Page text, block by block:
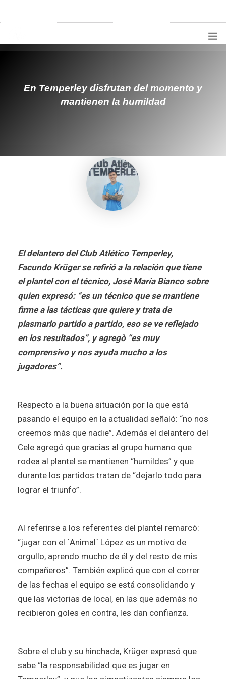
¿QUIÉNES SOMOS?
APLICACIONES
En Temperley disfrutan del momento y
mantienen la humildad
El delantero del Club Atlético Temperley,
Facundo Krüger se refirió a la relación que tiene
el plantel con el técnico, José María Bianco sobre
quien expresó: “es un técnico que se mantiene
firme a las tácticas que quiere y trata de
plasmarlo partido a partido, eso se ve reflejado
en los resultados”, y agregò “es muy
comprensivo y nos ayuda mucho a los
jugadores”.
Respecto a la buena situación por la que está
pasando el equipo en la actualidad señaló: “no nos
creemos más que nadie”. Además el delantero del
Cele agregó que gracias al grupo humano que
rodea al plantel se mantienen “humildes” y que
durante los partidos tratan de “dejarlo todo para
lograr el triunfo”.
Al referirse a los referentes del plantel remarcó:
“jugar con el `Animal´ López es un motivo de
orgullo, aprendo mucho de él y del resto de mis
compañeros”. También explicó que con el correr
de las fechas el equipo se está consolidando y
que las victorias de local, en las que además no
recibieron goles en contra, les dan confianza.
Sobre el club y su hinchada, Krüger expresó que
sabe “la responsabilidad que es jugar en